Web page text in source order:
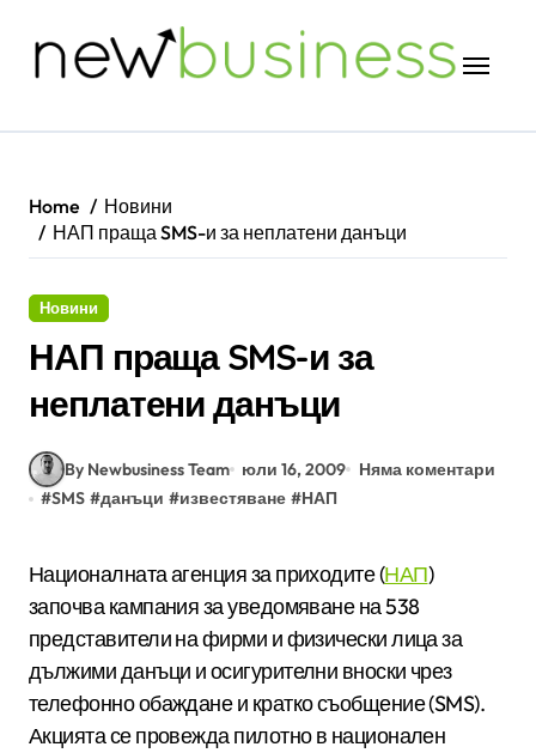
Home
Новини
НАП праща SMS-и за неплатени данъци
Новини
НАП праща SMS-и за
неплатени данъци
By Newbusiness Team юли 16, 2009
Няма коментари
#SMS #данъци #известяване #НАП
Националната агенция за приходите (НАП)
започва кампания за уведомяване на 538
представители на фирми и физически лица за
дължими данъци и осигурителни вноски чрез
телефонно обаждане и кратко съобщение (SMS).
Акцията се провежда пилотно в национален